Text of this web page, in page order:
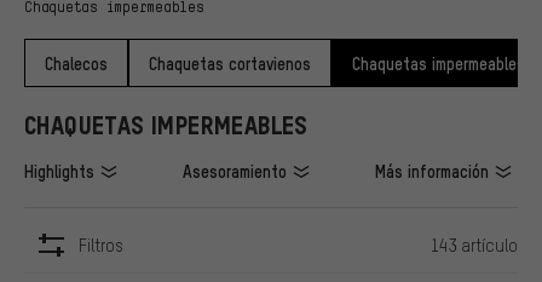
Chaquetas impermeables
Chalecos Chaquetas cortavienos Chaquetas impermeables
CHAQUETAS IMPERMEABLES
Highlights Asesoramiento Más información
Filtros 143 artículo